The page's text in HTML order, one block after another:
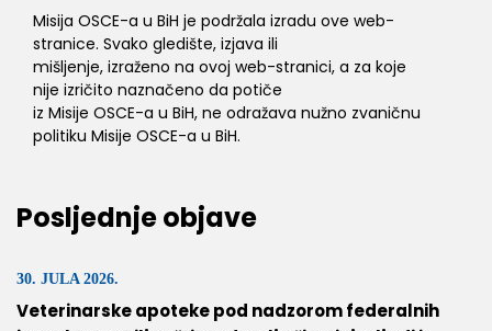
Misija OSCE-a u BiH je podržala izradu ove web-
stranice. Svako gledište, izjava ili
mišljenje, izraženo na ovoj web-stranici, a za koje
nije izričito naznačeno da potiče
iz Misije OSCE-a u BiH, ne odražava nužno zvaničnu
politiku Misije OSCE-a u BiH.
Posljednje objave
30. JULA 2026.
Veterinarske apoteke pod nadzorom federalnih